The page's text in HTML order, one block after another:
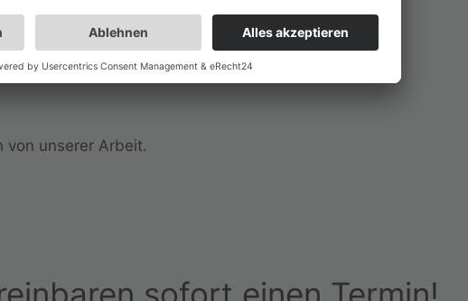
und Präzision.
von unserer Arbeit.
sofort einen Termin!